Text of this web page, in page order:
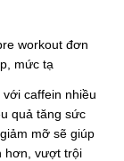
workout đơn
mức tạ
caffein nhiều
quả tăng sức
mỡ sẽ giúp
hơn, vượt trội